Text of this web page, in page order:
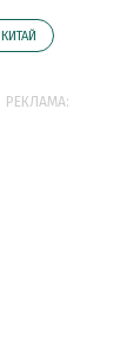
КИТАЙ
РЕКЛАМА: